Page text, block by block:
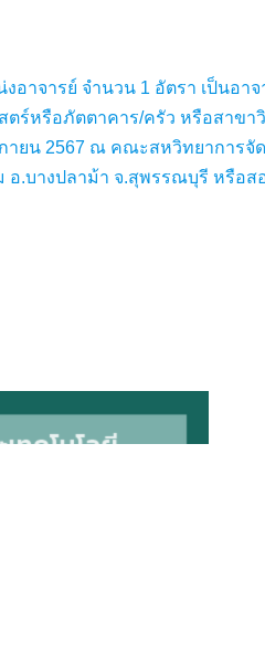
าจารย์ จำนวน 1 อัตรา เป็นอ
ร์หรือภัตตาคาร/ครัว หรือสาข
ยน 2567 ณ คณะสหวิทยาการ
.บางปลาม้า จ.สุพรรณบุรี หรือส